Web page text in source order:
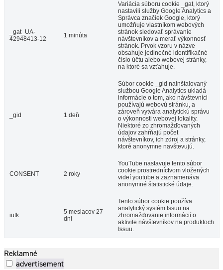
_gat_UA-
42948413-12
1 minúta
Variácia súboru cookie _gat, ktorý
nastavili služby Google Analytics a
Správca značiek Google, ktorý
umožňuje vlastníkom webových
stránok sledovať správanie
návštevníkov a merať výkonnosť
stránok. Prvok vzoru v názve
obsahuje jedinečné identifikačné
číslo účtu alebo webovej stránky,
na ktoré sa vzťahuje.
_gid 1 deň
Súbor cookie _gid nainštalovaný
službou Google Analytics ukladá
informácie o tom, ako návštevníci
používajú webovú stránku, a
zároveň vytvára analytickú správu
o výkonnosti webovej lokality.
Niektoré zo zhromažďovaných
údajov zahŕňajú počet
návštevníkov, ich zdroj a stránky,
ktoré anonymne navštevujú.
CONSENT 2 roky
YouTube nastavuje tento súbor
cookie prostredníctvom vložených
videí youtube a zaznamenáva
anonymné štatistické údaje.
iutk
5 mesiacov 27
dni
Tento súbor cookie používa
analytický systém Issuu na
zhromažďovanie informácií o
aktivite návštevníkov na produktoch
Issuu.
Reklamné
advertisement